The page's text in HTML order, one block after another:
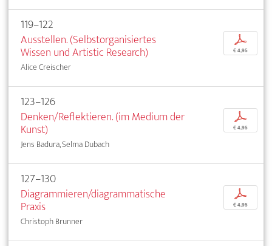
119–122
Ausstellen. (Selbstorganisiertes
Wissen und Artistic Research)
Alice Creischer
p
€ 4,95
123–126
Denken/Reflektieren. (im Medium der
Kunst)
Jens Badura, Selma Dubach
p
€ 4,95
127–130
Diagrammieren/diagrammatische
Praxis
Christoph Brunner
p
€ 4,95